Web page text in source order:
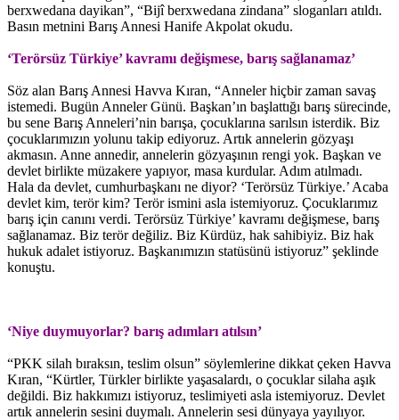
berxwedana dayikan”, “Bijî berxwedana zindana” sloganları atıldı.
Basın metnini Barış Annesi Hanife Akpolat okudu.
‘Terörsüz Türkiye’ kavramı değişmese, barış sağlanamaz’
Söz alan Barış Annesi Havva Kıran, “Anneler hiçbir zaman savaş
istemedi. Bugün Anneler Günü. Başkan’ın başlattığı barış sürecinde,
bu sene Barış Anneleri’nin barışa, çocuklarına sarılsın isterdik. Biz
çocuklarımızın yolunu takip ediyoruz. Artık annelerin gözyaşı
akmasın. Anne annedir, annelerin gözyaşının rengi yok. Başkan ve
devlet birlikte müzakere yapıyor, masa kurdular. Adım atılmadı.
Hala da devlet, cumhurbaşkanı ne diyor? ‘Terörsüz Türkiye.’ Acaba
devlet kim, terör kim? Terör ismini asla istemiyoruz. Çocuklarımız
barış için canını verdi. Terörsüz Türkiye’ kavramı değişmese, barış
sağlanamaz. Biz terör değiliz. Biz Kürdüz, hak sahibiyiz. Biz hak
hukuk adalet istiyoruz. Başkanımızın statüsünü istiyoruz” şeklinde
konuştu.
‘Niye duymuyorlar? barış adımları atılsın’
“PKK silah bıraksın, teslim olsun” söylemlerine dikkat çeken Havva
Kıran, “Kürtler, Türkler birlikte yaşasalardı, o çocuklar silaha aşık
değildi. Biz hakkımızı istiyoruz, teslimiyeti asla istemiyoruz. Devlet
artık annelerin sesini duymalı. Annelerin sesi dünyaya yayılıyor.